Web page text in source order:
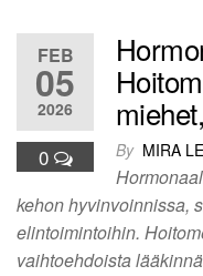
FEB
05
2026
0 By MIRA
kehon hyvinvoinnissa,
elintoimintoihin.
vaihtoehdoista